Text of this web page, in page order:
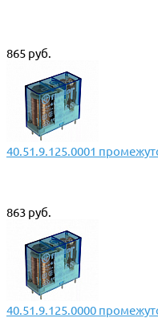
865 руб.
40.51.9.125.0001
863 руб.
40.51.9.125.0000